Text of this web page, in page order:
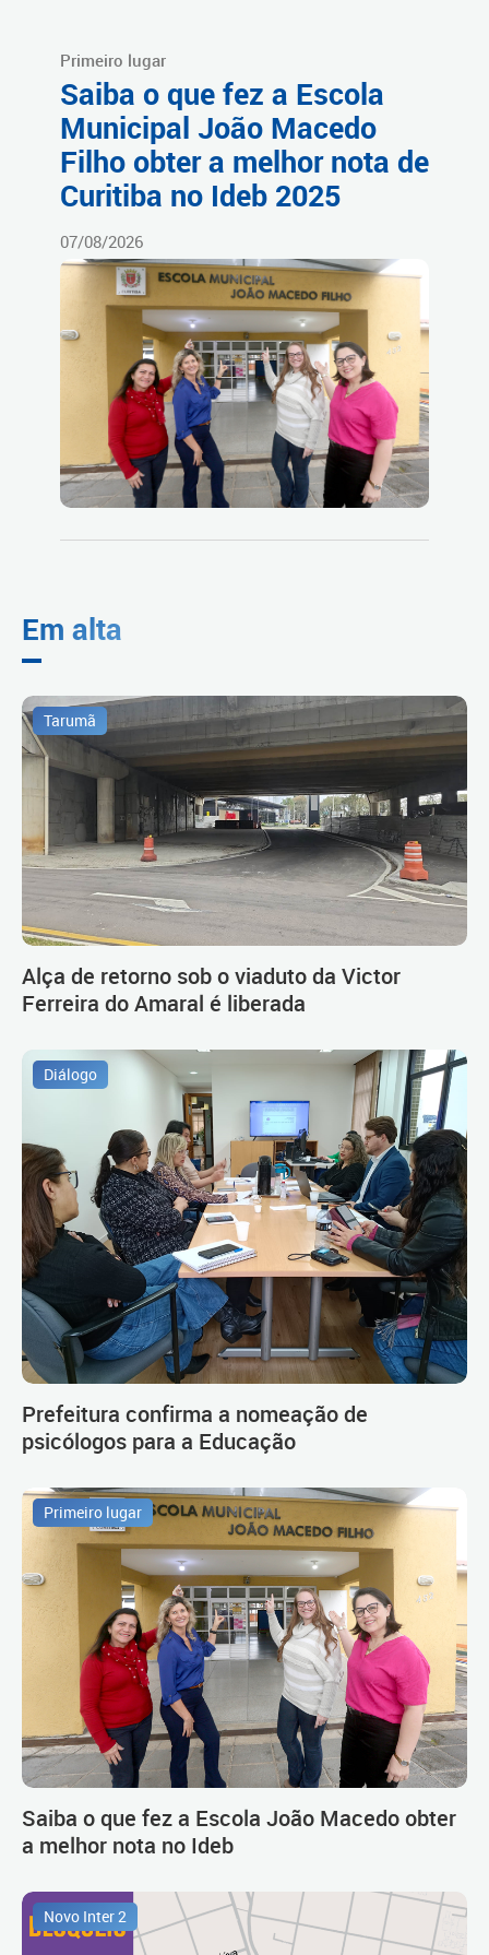
Primeiro lugar
Saiba o que fez a Escola
Municipal João Macedo
Filho obter a melhor nota de
Curitiba no Ideb 2025
07/08/2026
Em alta
Tarumã
Alça de retorno sob o viaduto da Victor
Ferreira do Amaral é liberada
Diálogo
Prefeitura confirma a nomeação de
psicólogos para a Educação
Primeiro lugar
Saiba o que fez a Escola João Macedo obter
a melhor nota no Ideb
Novo Inter 2